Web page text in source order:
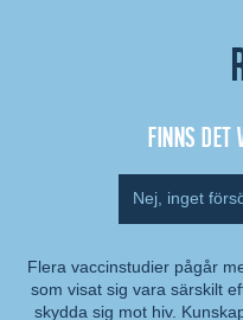
Finns det
Nej, inget
Kommentar:
Flera vaccinstudier pågår
som visat sig vara särskilt
skydda sig mot hiv.